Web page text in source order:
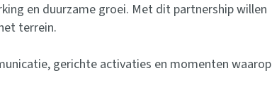
en duurzame groei. Met dit partnership willen
terrein.
gerichte activaties en momenten waarop